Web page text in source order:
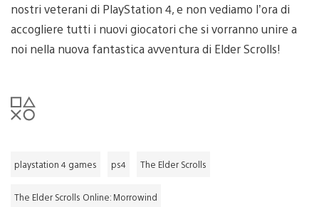
nostri veterani di PlayStation 4, e non vediamo l’ora di
accogliere tutti i nuovi giocatori che si vorranno unire a
noi nella nuova fantastica avventura di Elder Scrolls!
playstation 4 games ps4 The Elder Scrolls
The Elder Scrolls Online: Morrowind